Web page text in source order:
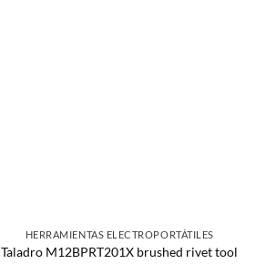
HERRAMIENTAS ELECTROPORTÁTILES
Taladro M12BPRT201X brushed rivet tool